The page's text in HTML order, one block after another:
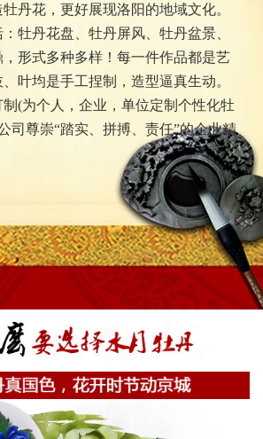
丹花，更好展现洛阳的地域文化。
牡丹花盘、牡丹屏风、牡丹盆景、
形式多种多样！每一件作品都是艺
叶均是手工捏制，造型逼真生动。
(为个人，企业，单位定制个性化牡
尊崇“踏实、拼搏、责任”的企业精